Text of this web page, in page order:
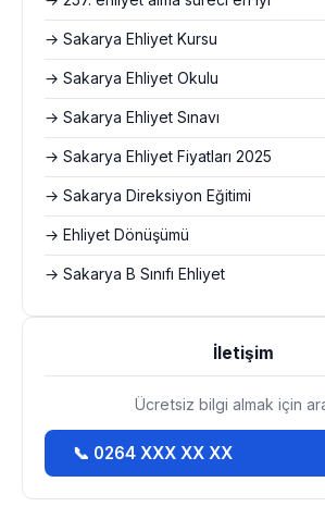
→ Sakarya Ehliyet Kursu
→ Sakarya Ehliyet Okulu
→ Sakarya Ehliyet Sınavı
→ Sakarya Ehliyet Fiyatları 2025
→ Sakarya Direksiyon Eğitimi
→ Ehliyet Dönüşümü
→ Sakarya B Sınıfı Ehliyet
İletişim
Ücretsiz bilgi almak için
📞 0264 XXX XX XX